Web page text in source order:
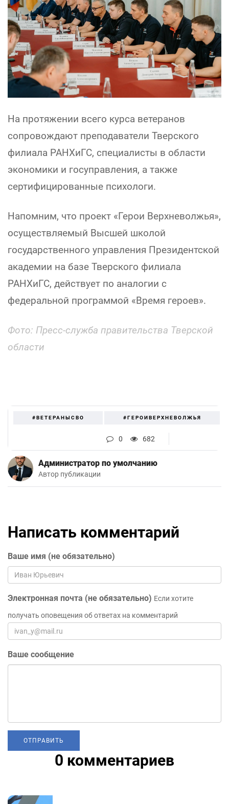
На протяжении всего курса ветеранов
сопровождают преподаватели Тверского
филиала РАНХиГС, специалисты в области
экономики и госуправления, а также
сертифицированные психологи.
Напомним, что проект «Герои Верхневолжья»,
осуществляемый Высшей школой
государственного управления Президентской
академии на базе Тверского филиала
РАНХиГС, действует по аналогии с
федеральной программой «Время героев».
Фото: Пресс-служба правительства Тверской
области
#ВЕТЕРАНЫСВО #ГЕРОИВЕРХНЕВОЛЖЬЯ
0 682
Администратор по умолчанию
Автор публикации
Написать комментарий
Ваше имя (не обязательно)
Электронная почта (не обязательно) Если хотите
получать оповещения об ответах на комментарий
Ваше сообщение
0 комментариев